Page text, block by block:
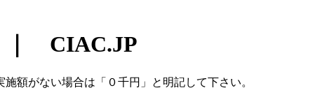
｜ CIAC.JP
施額がない場合は「０千円」 と明記して下さい。